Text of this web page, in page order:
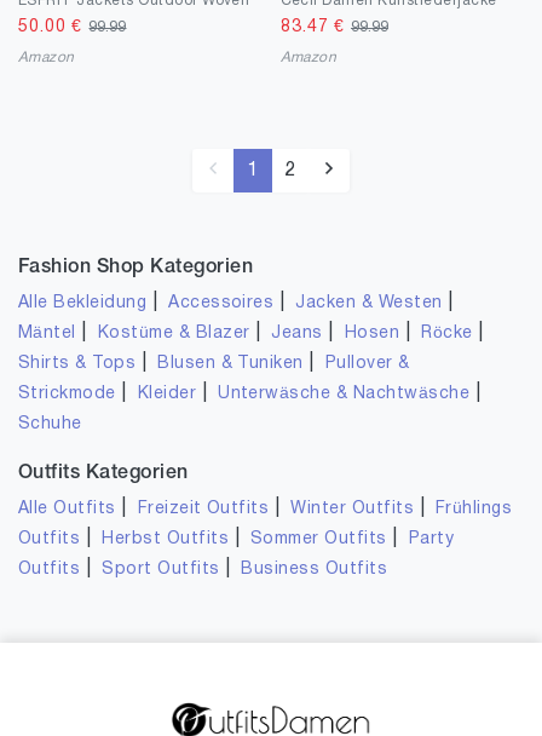
50.00 €99.99
Amazon
83.47 € 99.99
Amazon
1 2
Fashion Shop Kategorien
Alle Bekleidung |Accessoires Jacken & Westen
Mäntel Kostüme & Blazer Jeans Hosen Röcke
Shirts & Tops Blusen & Tuniken
Pullover &
Strickmode
Kleider |Unterwäsche & Nachtwäsche
Schuhe
Outfits Kategorien
Alle Outfits Freizeit Outfits |Winter Outfits
Frühlings
Outfits
Herbst Outfits Sommer Outfits
Party
Outfits
Sport Outfits Business Outfits